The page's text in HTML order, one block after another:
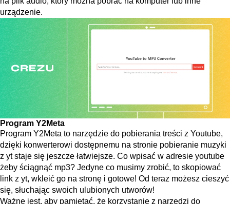
urządzenie.
Program Y2Meta
Program Y2Meta to narzędzie do pobierania treści z Youtube,
dzięki konwerterowi dostępnemu na stronie pobieranie muzyki
z yt staje się jeszcze łatwiejsze. Co wpisać w adresie youtube
żeby ściągnąć mp3? Jedyne co musimy zrobić, to skopiować
link z yt, wkleić go na stronę i gotowe! Od teraz możesz cieszyć
się, słuchając swoich ulubionych utworów!
Ważne jest, aby pamiętać, że korzystanie z narzędzi do